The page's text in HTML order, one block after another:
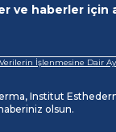
ve haberler için
İşlenmesine Dair
Institut
olsun.